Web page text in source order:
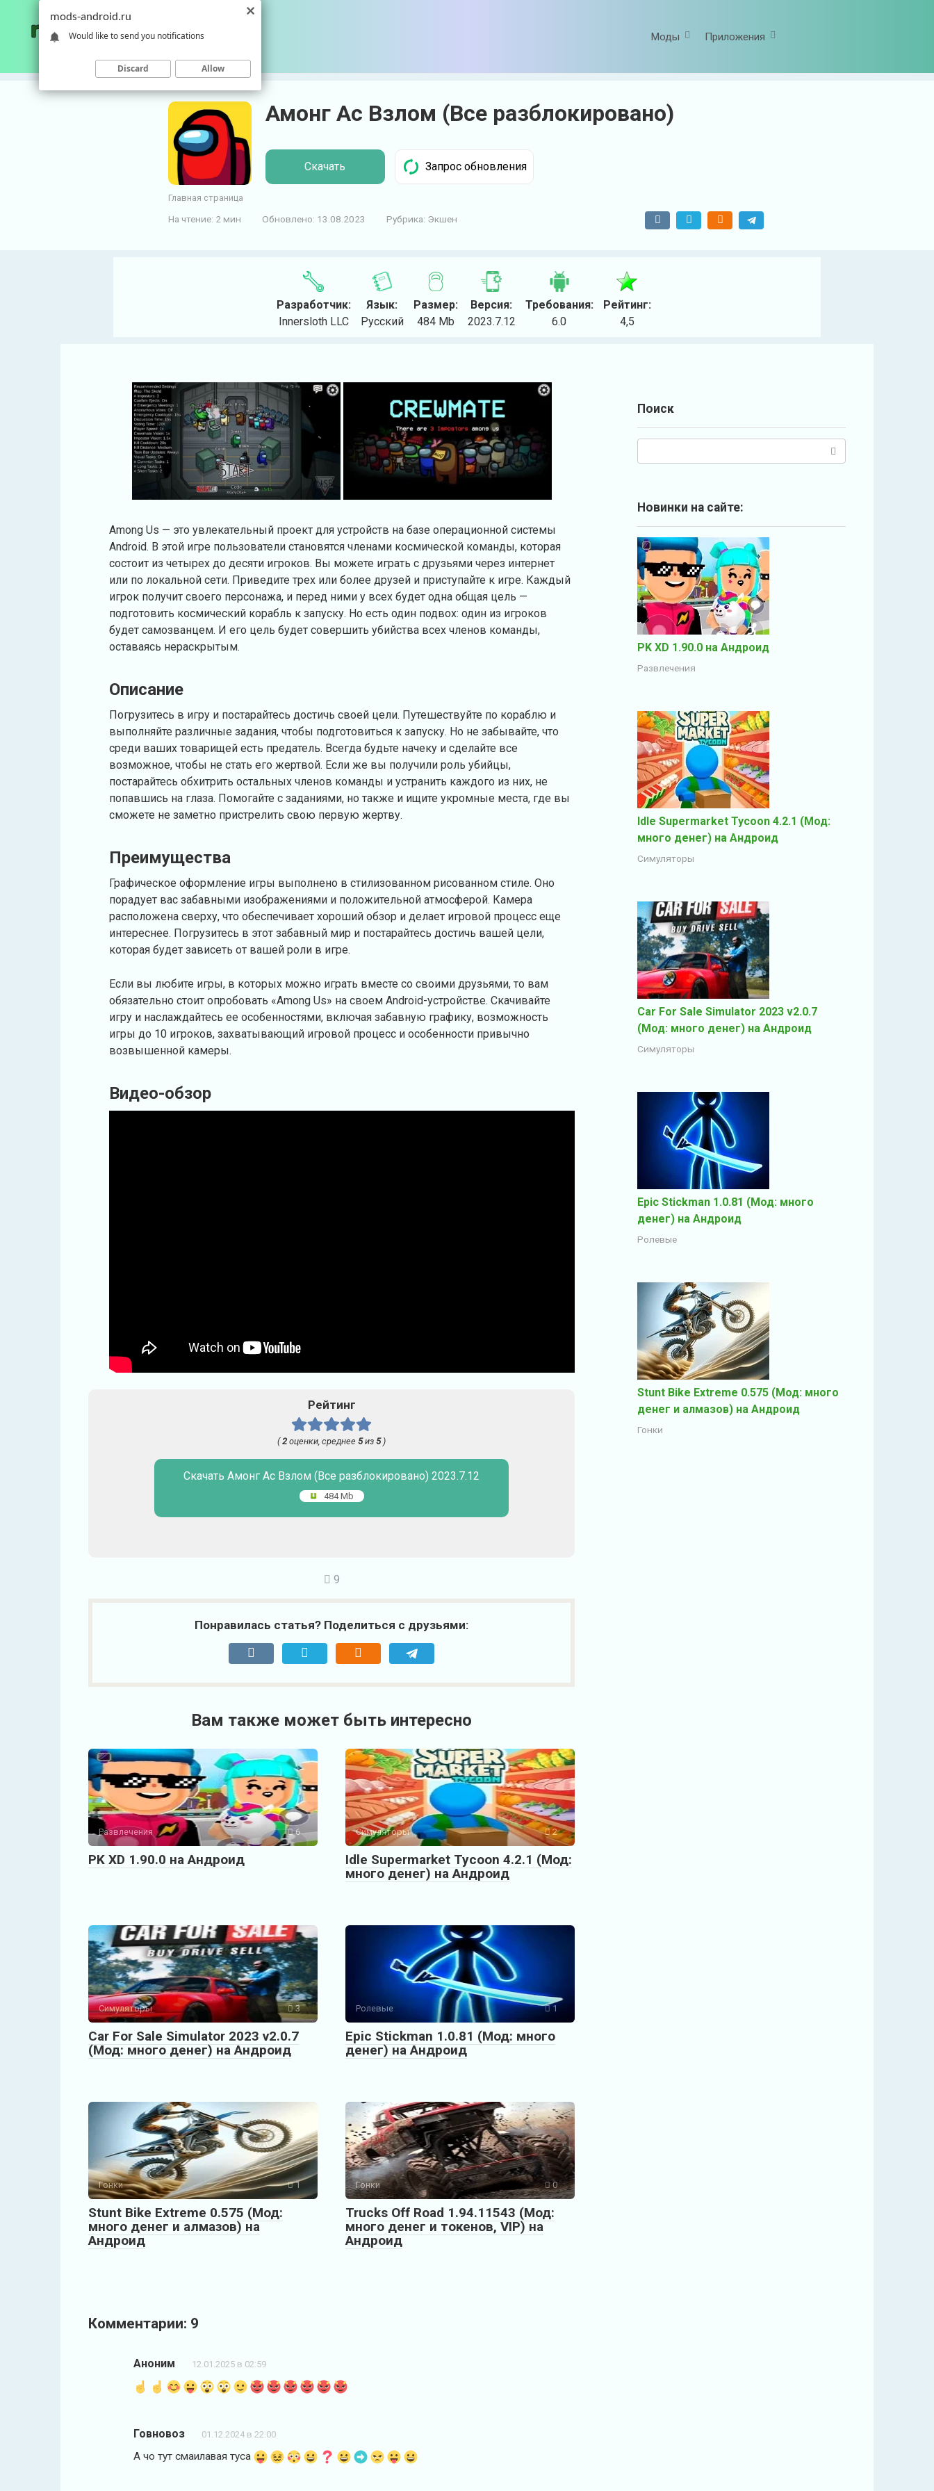
й
Моды Приложения
Амонг Ас Взлом (Все разблокировано)
Скачать
Главная страница
На чтение: 2 мин Обновлено: 13.08.2023 Рубрика: Экшен
Разработчик:
Innersloth LLC
Язык:
Русский
Размер:
484 Mb
Версия:
2023.7.12
Требования:
6.0
Рейтинг:
4,5
Among Us — это увлекательный проект для устройств на базе операционной системы
Android. В этой игре пользователи становятся членами космической команды, которая
состоит из четырех до десяти игроков. Вы можете играть с друзьями через интернет
или по локальной сети. Приведите трех или более друзей и приступайте к игре. Каждый
игрок получит своего персонажа, и перед ними у всех будет одна общая цель —
подготовить космический корабль к запуску. Но есть один подвох: один из игроков
будет самозванцем. И его цель будет совершить убийства всех членов команды,
оставаясь нераскрытым.
Описание
Погрузитесь в игру и постарайтесь достичь своей цели. Путешествуйте по кораблю и
выполняйте различные задания, чтобы подготовиться к запуску. Но не забывайте, что
среди ваших товарищей есть предатель. Всегда будьте начеку и сделайте все
возможное, чтобы не стать его жертвой. Если же вы получили роль убийцы,
постарайтесь обхитрить остальных членов команды и устранить каждого из них, не
попавшись на глаза. Помогайте с заданиями, но также и ищите укромные места, где вы
сможете не заметно пристрелить свою первую жертву.
Преимущества
Графическое оформление игры выполнено в стилизованном рисованном стиле. Оно
порадует вас забавными изображениями и положительной атмосферой. Камера
расположена сверху, что обеспечивает хороший обзор и делает игровой процесс еще
интереснее. Погрузитесь в этот забавный мир и постарайтесь достичь вашей цели,
которая будет зависеть от вашей роли в игре.
Если вы любите игры, в которых можно играть вместе со своими друзьями, то вам
обязательно стоит опробовать «Among Us» на своем Android-устройстве. Скачивайте
игру и наслаждайтесь ее особенностями, включая забавную графику, возможность
игры до 10 игроков, захватывающий игровой процесс и особенности привычно
возвышенной камеры.
Видео-обзор
Рейтинг
(2 оценки, среднее 5из 5)
Скачать Амонг Ас Взлом (Все разблокировано) 2023.7.12
484 Mb
9
Понравилась статья? Поделиться с друзьями:
Вам также может быть интересно
Развлечения 6
PK XD 1.90.0 на Андроид
Симуляторы 2
Idle Supermarket Tycoon 4.2.1 (Мод:
много денег) на Андроид
Симуляторы 3
Car For Sale Simulator 2023 v2.0.7
(Мод: много денег) на Андроид
Ролевые 1
Epic Stickman 1.0.81 (Мод: много
денег) на Андроид
Гонки 1
Stunt Bike Extreme 0.575 (Мод:
много денег и алмазов) на
Андроид
Гонки 0
Trucks Off Road 1.94.11543 (Мод:
много денег и токенов, VIP) на
Андроид
Комментарии: 9
Аноним 12.01.2025 в 02:59
Говновоз 01.12.2024 в 22:00
А чо тут смаилавая туса
Поиск
о
к
:
Новинки на сайте:
PK XD 1.90.0 на Андроид
Развлечения
Idle Supermarket Tycoon 4.2.1 (Мод:
много денег) на Андроид
Симуляторы
Car For Sale Simulator 2023 v2.0.7
(Мод: много денег) на Андроид
Симуляторы
Epic Stickman 1.0.81 (Мод: много
денег) на Андроид
Ролевые
Stunt Bike Extreme 0.575 (Мод: много
денег и алмазов) на Андроид
Гонки
mods-android.ru
Would like to send you notifications
Discard Allow